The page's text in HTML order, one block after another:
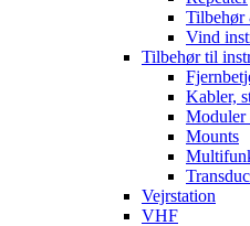
Tilbehør
Vind
Tilbehør til
Kabler,
Moduler
Mounts
Vejrstation
VHF